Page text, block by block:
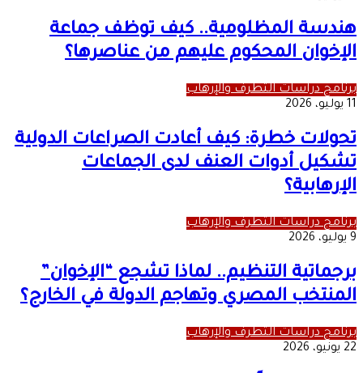
هندسة المظلومية.. كيف توظف جماعة
الإخوان المحكوم عليهم من عناصرها؟
برنامج دراسات التطرف والإرهاب
11 يوليو، 2026
تحولات خطرة: كيف أعادت الصراعات الدولية
تشكيل أدوات العنف لدى الجماعات
الإرهابية؟
برنامج دراسات التطرف والإرهاب
9 يوليو، 2026
برجماتية التنظيم.. لماذا تشجع “الإخوان”
المنتخب المصري وتهاجم الدولة في الخارج؟
برنامج دراسات التطرف والإرهاب
22 يونيو، 2026